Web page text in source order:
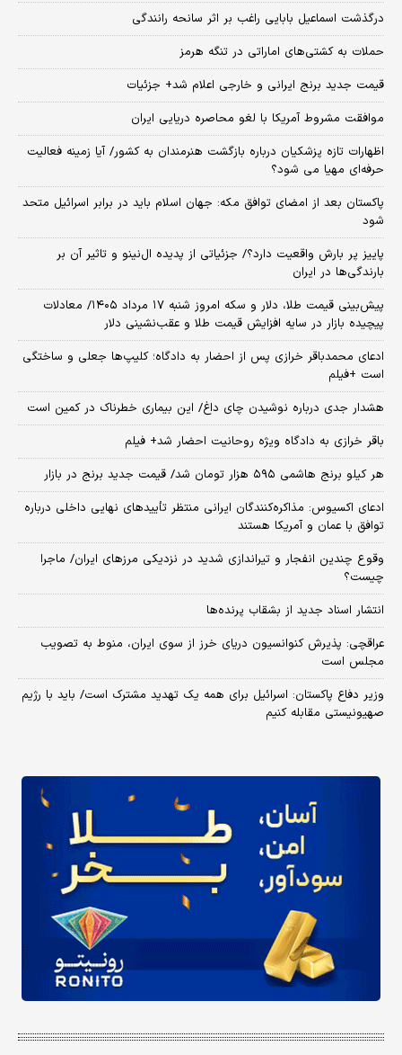
درگذشت اسماعیل بابایی راغب بر اثر سانحه رانندگی
حملات به کشتی‌های اماراتی در تنگه هرمز
قیمت جدید برنج ایرانی و خارجی اعلام شد+ جزئیات
موافقت مشروط آمریکا با لغو محاصره دریایی ایران
اظهارات تازه پزشکیان درباره بازگشت هنرمندان به کشور/ آیا زمینه فعالیت
حرفه‌ای مهیا می شود؟
پاکستان بعد از امضای توافق مکه: جهان اسلام باید در برابر اسرائیل متحد
شود
پاییز پر بارش واقعیت دارد؟/ جزئیاتی از پدیده ال‌نینو و تاثیر آن بر
بارندگی‌ها در ایران
پیش‌بینی قیمت طلا، دلار و سکه امروز شنبه ۱۷ مرداد ۱۴۰۵/ معادلات
پیچیده بازار در سایه افزایش قیمت طلا و عقب‌نشینی دلار
ادعای محمدباقر خرازی پس از احضار به دادگاه؛ کلیپ‌ها جعلی و ساختگی
است +فیلم
هشدار جدی درباره نوشیدن چای داغ/ این بیماری خطرناک در کمین است
باقر خرازی به دادگاه ویژه روحانیت احضار شد+ فیلم
هر کیلو برنج هاشمی ۵۹۵ هزار تومان شد/ قیمت جدید برنج در بازار
ادعای اکسیوس: مذاکره‌کنندگان ایرانی منتظر تأییدهای نهایی داخلی درباره
توافق با عمان و آمریکا هستند
وقوع چندین انفجار و تیراندازی شدید در نزدیکی مرز‌های ایران/ ماجرا
چیست؟
انتشار اسناد جدید از بشقاب پرنده‌ها
عراقچی: پذیرش کنوانسیون دریای خرز از سوی ایران، منوط به تصویب
مجلس است
وزیر دفاع پاکستان: اسرائیل برای همه یک تهدید مشترک است/ باید با رژیم
صهیونیستی مقابله کنیم